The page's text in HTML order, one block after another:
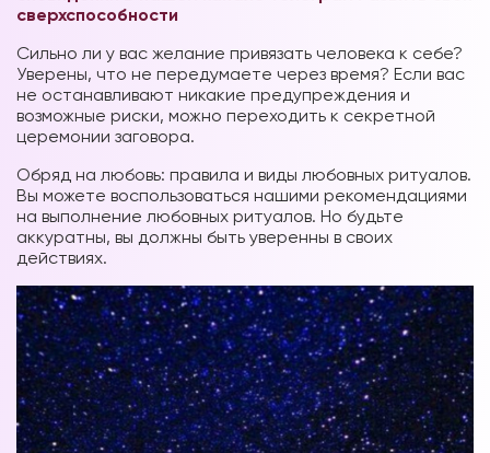
сверхспособности
Сильно ли у вас желание привязать человека к себе?
Уверены, что не передумаете через время? Если вас
не останавливают никакие предупреждения и
возможные риски, можно переходить к секретной
церемонии заговора.
Обряд на любовь: правила и виды любовных ритуалов.
Вы можете воспользоваться нашими рекомендациями
на выполнение любовных ритуалов. Но будьте
аккуратны, вы должны быть уверенны в своих
действиях.